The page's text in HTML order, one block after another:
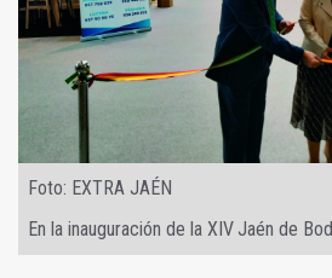
Foto: EXTRA JAÉN
En la inauguración de la XIV Jaén de